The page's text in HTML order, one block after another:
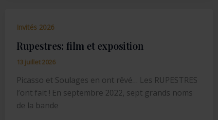
Invités 2026
Rupestres: film et exposition
13 juillet 2026
Picasso et Soulages en ont rêvé… Les RUPESTRES
l’ont fait ! En septembre 2022, sept grands noms
de la bande